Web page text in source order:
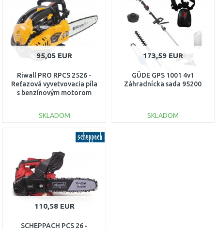
Porovnať Porovnať
95,05 EUR
Riwall PRO RPCS 2526 -
Reťazová vyvetvovacia píla
s benzínovým motorom
SKLADOM
DO KOŠÍKA
Porovnať
173,59 EUR
GÜDE GPS 1001 4v1
Záhradnícka sada 95200
SKLADOM
110,58 EUR
SCHEPPACH PCS 26 -